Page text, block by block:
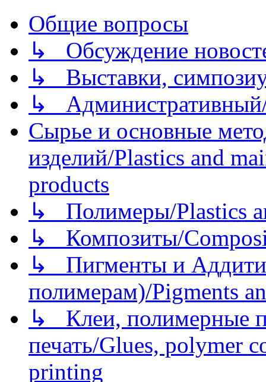
Общие вопросы
↳ Обсуждение
↳ Выставки,
↳
Сырье и основные
изделий/Plastics and
products
↳ Полимеры/Plastics
↳ Композиты/
↳ Пигменты и
полимерам)/Pigments
↳ Клеи, полимерные
печать/Glues, polymer
printing